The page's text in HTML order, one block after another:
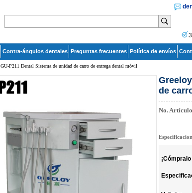
Contra-ángulos dentales Preguntas frecuentes Política de envíos
P211 Dental Sistema de unidad de carro de entrega dental móvil
de
No.